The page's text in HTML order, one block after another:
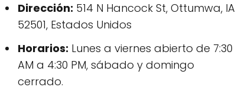
Dirección: 514 N Hancock St, Ottumwa, IA
52501, Estados Unidos
Horarios: Lunes a viernes abierto de 7:30
AM a 4:30 PM, sábado y domingo
cerrado.